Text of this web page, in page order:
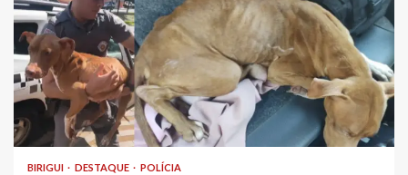
BIRIGUI DESTAQUE POLÍCIA